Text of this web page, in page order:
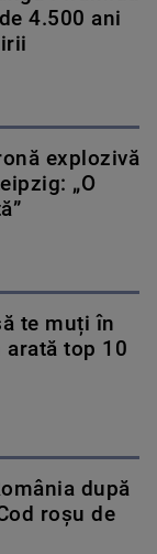
4.500 ani
explozivă
„O
te muți în
arată top 10
după
roşu de